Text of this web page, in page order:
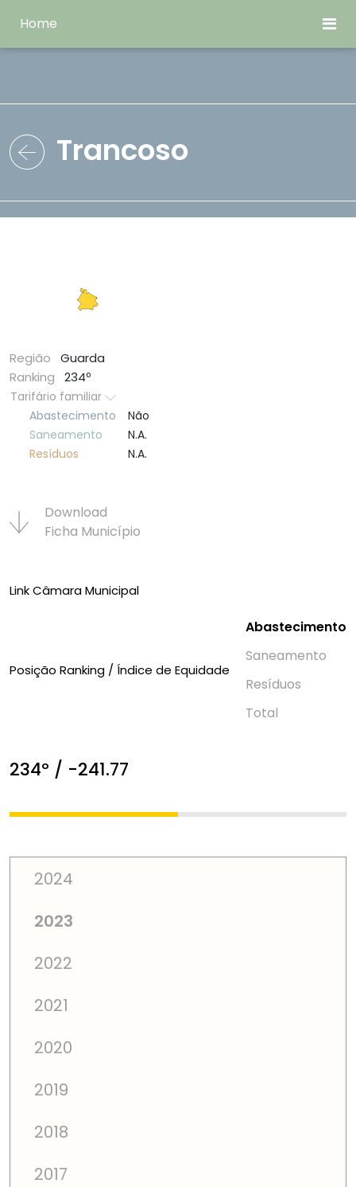
Home
Trancoso
Região
Guarda
Ranking
234º
Tarifário familiar
Abastecimento
Não
Saneamento
N.A.
Resí­duos
N.A.
Download
Ficha Municí­pio
Link Câmara Municipal
Posição Ranking / Índice de Equidade
Abastecimento
Saneamento
Resí­duos
Total
234º / -241.77
2024
2023
2022
2021
2020
2019
2018
2017